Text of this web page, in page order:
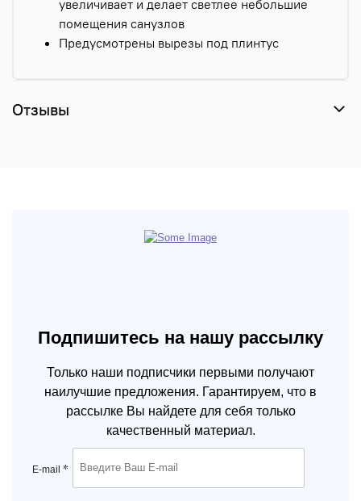
увеличивает и делает светлее небольшие
помещения санузлов
Предусмотрены вырезы под плинтус
Отзывы
Подпишитесь на нашу рассылку
Только наши подписчики первыми получают
наилучшие предложения. Гарантируем, что в
рассылке Вы найдете для себя только
качественный материал.
E-mail *